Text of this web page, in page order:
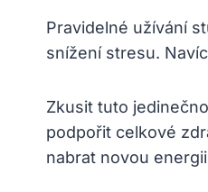
Pravidelné užívání
snížení stresu.
Zkusit tuto
podpořit celkové
nabrat novou